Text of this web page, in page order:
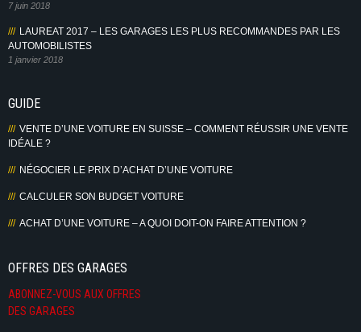
7 juin 2018
LAUREAT 2017 – LES GARAGES LES PLUS RECOMMANDES PAR LES
AUTOMOBILISTES
1 janvier 2018
GUIDE
VENTE D’UNE VOITURE EN SUISSE – COMMENT RÉUSSIR UNE VENTE
IDÉALE ?
NÉGOCIER LE PRIX D’ACHAT D’UNE VOITURE
CALCULER SON BUDGET VOITURE
ACHAT D’UNE VOITURE – A QUOI DOIT-ON FAIRE ATTENTION ?
OFFRES DES GARAGES
ABONNEZ-VOUS AUX OFFRES
DES GARAGES